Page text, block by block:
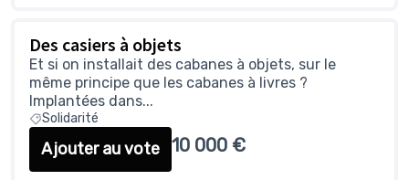
Des casiers à objets
Et si on installait des cabanes à objets, sur le
même principe que les cabanes à livres ?
Implantées dans...
Solidarité
Ajouter au vote 10 000 €